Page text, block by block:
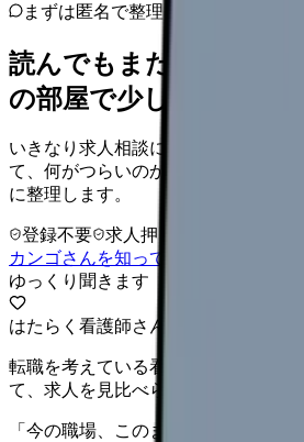
まずは匿名で整理
読んでもまだ苦しいな
の部屋で少し話してみま
いきなり求人相談には進みません。
て、何がつらいのか、辞めるべきか
に整理します。
登録不要 求人押し売りなし
病
カンゴさんを知ってから相談する
ゆっくり聞きます
はたらく看護師さん 求人
転職を考えている看護師さんへ。ま
て、求人を見比べられます。
「今の職場、このままでいいのかな